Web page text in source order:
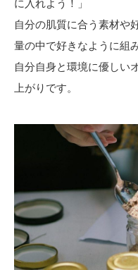
に入れよう！」
自分の肌質に合う素材や
量の中で好きなように組
自分自身と環境に優しい
上がりです。